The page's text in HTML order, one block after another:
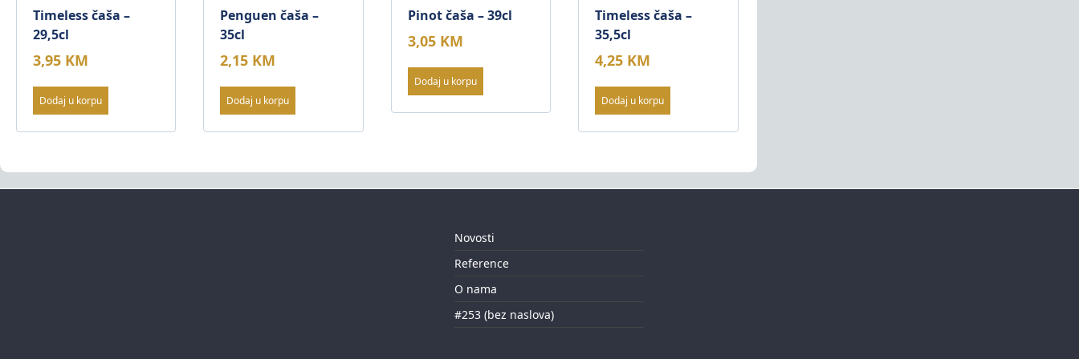
Timeless čaša –
29,5cl
3,95 KM
Dodaj u korpu
Penguen čaša –
35cl
2,15 KM
Dodaj u korpu
Pinot čaša – 39cl
3,05 KM
Dodaj u korpu
Timeless čaša –
35,5cl
4,25 KM
Dodaj u korpu
Novosti
Reference
O nama
#253 (bez naslova)